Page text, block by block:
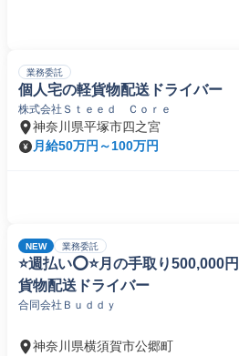
業務委託
個人宅の軽貨物配送ドライバー
株式会社Ｓｔｅｅｄ Ｃｏｒｅ
神奈川県平塚市四之宮
月給50万円～100万円
NEW 業務委託
⭐️週払い⭕️⭐️月の手取り500,000
貨物配送ドライバー
合同会社Ｂｕｄｄｙ
神奈川県横須賀市公郷町